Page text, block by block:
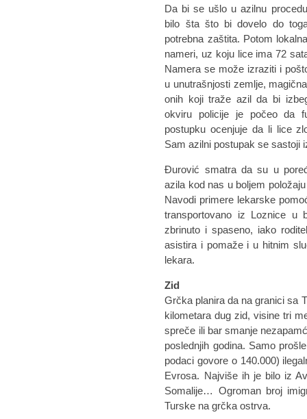
Da bi se ušlo u azilnu
bilo šta što bi dovelo do
potrebna zaštita. Potom
nameri, uz koju lice ima 72
Namera se može izraziti i
u unutrašnjosti zemlje,
onih koji traže azil da bi
okviru policije je počeo da
postupku ocenjuje da li lice
Sam azilni postupak se sastoji
Đurović smatra da su u
azila kod nas u boljem
Navodi primere lekarske
transportovano iz Loznice u
zbrinuto i spaseno, iako
asistira i pomaže i u hitnim
lekara.
Zid
Grčka planira da na granici sa
kilometara dug zid, visine tri
spreče ili bar smanje
poslednjih godina. Samo
podaci govore o 140.000)
Evrosa. Najviše ih je bilo iz
Somalije… Ogroman broj
Turske na grčka ostrva.